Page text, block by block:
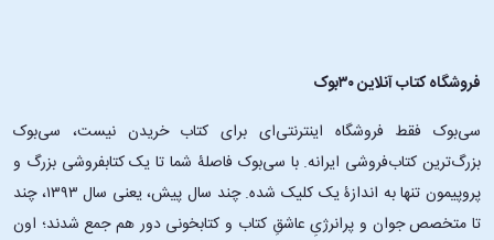
فروشگاه کتاب آنلاین ۳۰بوک
سی‌بوک فقط فروشگاه اینترنتی‌ای برای کتاب خریدن نیست، سی‌بوک
بزرگ‌ترین کتاب‌فروشی ایرانه. با سی‌بوک فاصلۀ شما تا یک کتابفروشی بزرگ و
پروپیمون تنها به اندازۀ یک کلیک شده. چند سال پیش، یعنی سال ۱۳۹۳، چند
تا متخصص جوان و پرانرژیِ عاشقِ کتاب و کتابخونی دور هم جمع شدند؛ اون‌